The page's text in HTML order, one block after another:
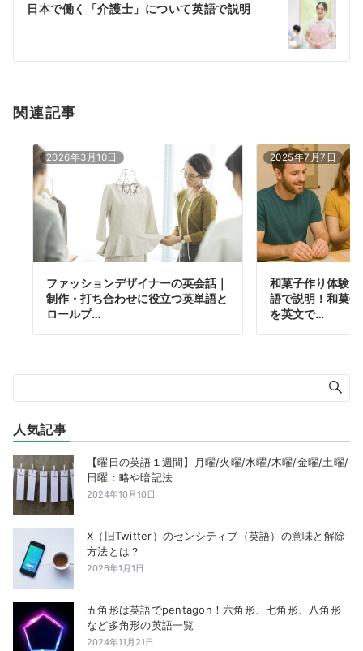
ン
日本で働く「介護士」について英語で説明
関連記事
2026年3月10日
ファッションデザイナーの英会話｜
制作・打ち合わせに役立つ英単語と
ロールプ…
2025年7月7日
和菓子作り体験
語で説明！和菓
を英文で…
人気記事
【曜日の英語１週間】月曜/火曜/水曜/木曜/金曜/土曜/
日曜：略や暗記法
2024年10月10日
X（旧Twitter）のセンシティブ（英語）の意味と解除
方法とは？
2026年1月1日
五角形は英語でpentagon！六角形、七角形、八角形
など多角形の英語一覧
2024年11月21日